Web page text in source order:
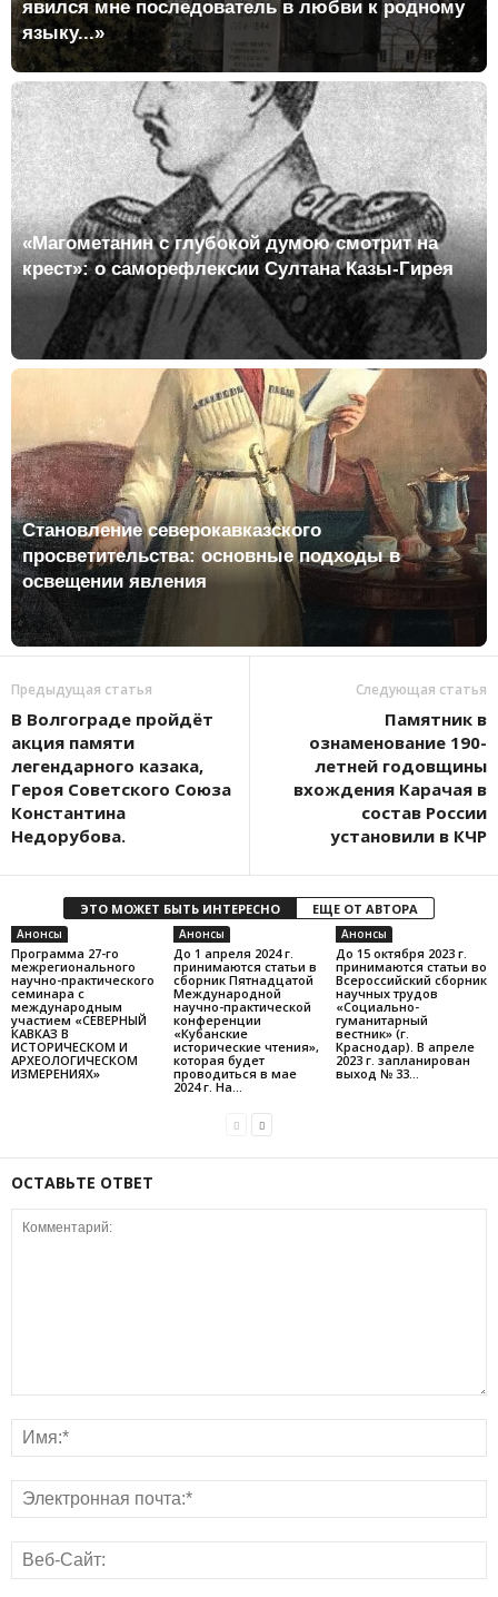
явился мне последователь в любви к родному
языку...»
«Магометанин с глубокой думою смотрит на
крест»: о саморефлексии Султана Казы-Гирея
Становление северокавказского
просветительства: основные подходы в
освещении явления
Предыдущая статья
В Волгограде пройдёт
акция памяти
легендарного казака,
Героя Советского Союза
Константина
Недорубова.
Следующая статья
Памятник в
ознаменование 190-
летней годовщины
вхождения Карачая в
состав России
установили в КЧР
ЭТО МОЖЕТ БЫТЬ ИНТЕРЕСНО ЕЩЕ ОТ АВТОРА
Анонсы
Программа 27-го
межрегионального
научно-практического
семинара с
международным
участием «СЕВЕРНЫЙ
КАВКАЗ В
ИСТОРИЧЕСКОМ И
АРХЕОЛОГИЧЕСКОМ
ИЗМЕРЕНИЯХ»
Анонсы
До 1 апреля 2024 г.
принимаются статьи в
сборник Пятнадцатой
Международной
научно-практической
конференции
«Кубанские
исторические чтения»,
которая будет
проводиться в мае
2024 г. На...
Анонсы
До 15 октября 2023 г.
принимаются статьи во
Всероссийский сборник
научных трудов
«Социально-
гуманитарный
вестник» (г.
Краснодар). В апреле
2023 г. запланирован
выход № 33...
ОСТАВЬТЕ ОТВЕТ